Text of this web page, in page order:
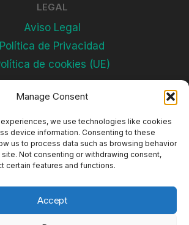
Manage Consent
we use technologies like cookies
device information. Consenting to these
us to process data such as browsing behavior
site. Not consenting or withdrawing consent,
certain features and functions.
Accept
LEGAL
Aviso Legal
Política de Privacidad
de cookies (UE)
Subscríbete